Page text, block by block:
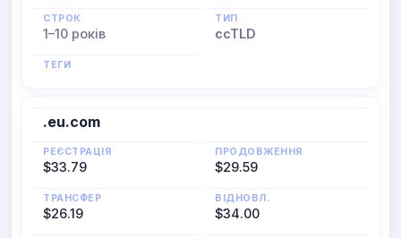
СТРОК
1–10 років
ТИП
ccTLD
ТЕГИ
.eu.com
РЕЄСТРАЦІЯ
$33.79
ПРОДОВЖЕННЯ
$29.59
ТРАНСФЕР
$26.19
ВІДНОВЛ.
$34.00